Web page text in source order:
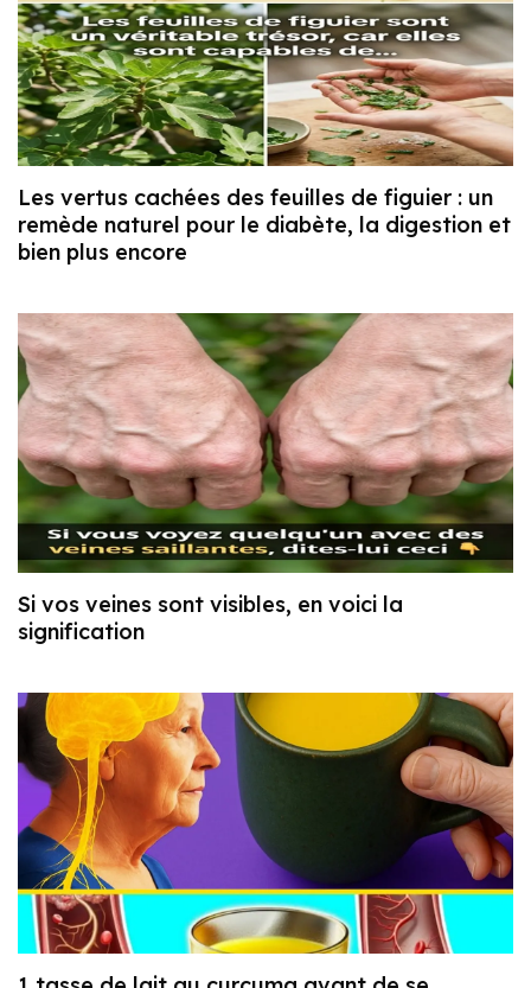
Les vertus cachées des feuilles de figuier : un
remède naturel pour le diabète, la digestion et
bien plus encore
Si vos veines sont visibles, en voici la
signification